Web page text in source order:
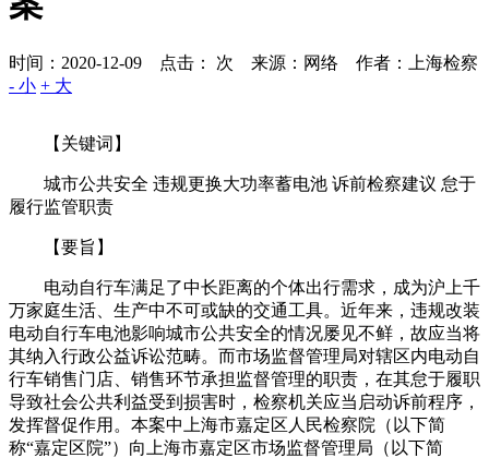
时间：2020-12-09 点击： 次 来源：网络 作者：上海检察
- 小 + 大
【关键词】
城市公共安全 违规更换大功率蓄电池 诉前检察建议 怠于
履行监管职责
【要旨】
电动自行车满足了中长距离的个体出行需求，成为沪上千
万家庭生活、生产中不可或缺的交通工具。近年来，违规改装
电动自行车电池影响城市公共安全的情况屡见不鲜，故应当将
其纳入行政公益诉讼范畴。而市场监督管理局对辖区内电动自
行车销售门店、销售环节承担监督管理的职责，在其怠于履职
导致社会公共利益受到损害时，检察机关应当启动诉前程序，
发挥督促作用。本案中上海市嘉定区人民检察院（以下简
称“嘉定区院”）向上海市嘉定区市场监督管理局（以下简